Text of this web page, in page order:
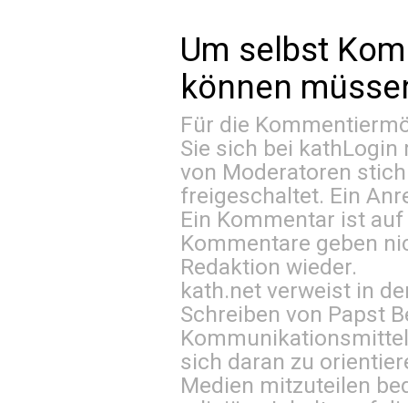
Um selbst
können
Für die
Sie sich bei kathLogin
von Moderatoren
freigeschaltet. Ein
Ein Kommentar ist
Kommentare geben
Redaktion wieder.
kath.net verweist in
Schreiben von Papst
sich daran zu
Medien mitzuteilen